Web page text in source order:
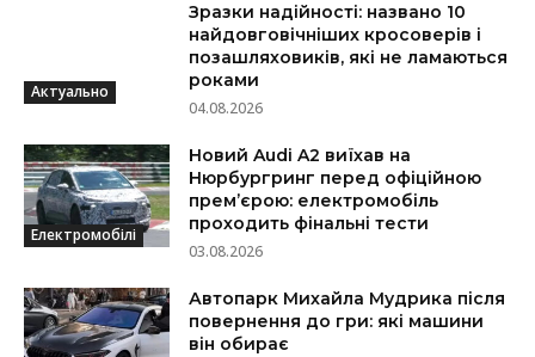
Актуально
Зразки надійності: названо 10
найдовговічніших кросоверів і
позашляховиків, які не ламаються
роками
04.08.2026
Електромобілі
Новий Audi A2 виїхав на
Нюрбургринг перед офіційною
прем’єрою: електромобіль
проходить фінальні тести
03.08.2026
Автопарк Михайла Мудрика після
повернення до гри: які машини
він обирає